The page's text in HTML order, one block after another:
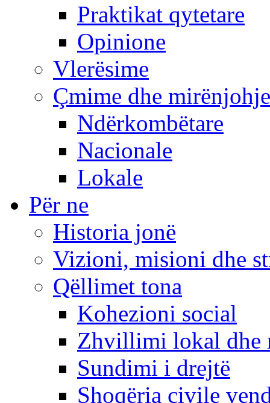
Praktikat qytetare
Opinione
Vlerësime
Çmime dhe mirënjohje
Ndërkombëtare
Nacionale
Lokale
Për ne
Historia jonë
Vizioni, misioni dhe
Qëllimet tona
Kohezioni social
Zhvillimi lokal dhe
Sundimi i drejtë
Shoqëria civile